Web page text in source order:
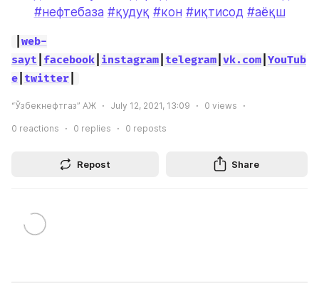
#нефтебаза #қудуқ #кон #иқтисод #аёқш
web-
sayt facebook instagram telegram vk.com YouTub
e twitter
“Ўзбекнефтгаз” АЖ July 12, 2021, 13:09 0 views
0 reactions 0 replies 0 reposts
Repost Share